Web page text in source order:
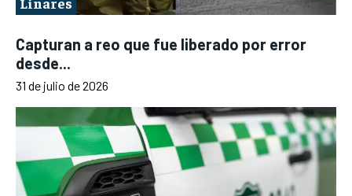
Capturan a reo que fue liberado por error
desde...
31 de julio de 2026